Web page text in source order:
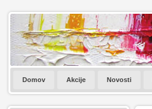
Domov Akcije Novosti